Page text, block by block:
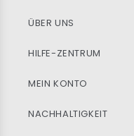
ÜBER UNS
HILFE-ZENTRUM
MEIN KONTO
NACHHALTIGKEIT